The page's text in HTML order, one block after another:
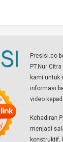
Presisi.co
PT.Nur
kami untuk
informasi
video
Kehadiran
menjadi
konstruktif,